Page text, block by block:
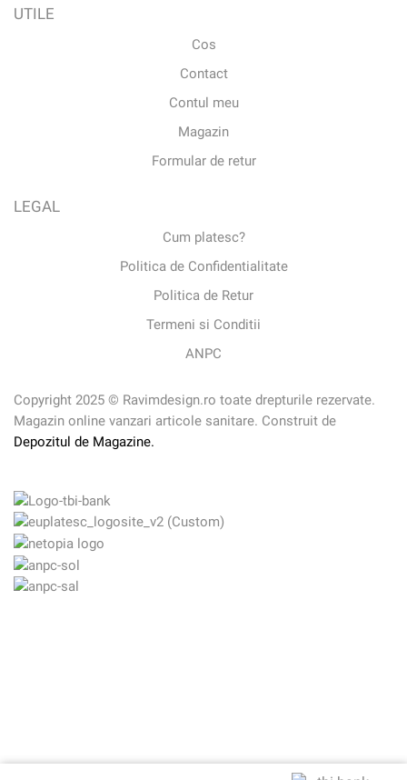
UTILE
Cos
Contact
Contul meu
Magazin
Formular de retur
LEGAL
Cum platesc?
Politica de Confidentialitate
Politica de Retur
Termeni si Conditii
ANPC
Copyright 2025 © Ravimdesign.ro toate drepturile rezervate.
Magazin online vanzari articole sanitare. Construit de
Depozitul de Magazine.